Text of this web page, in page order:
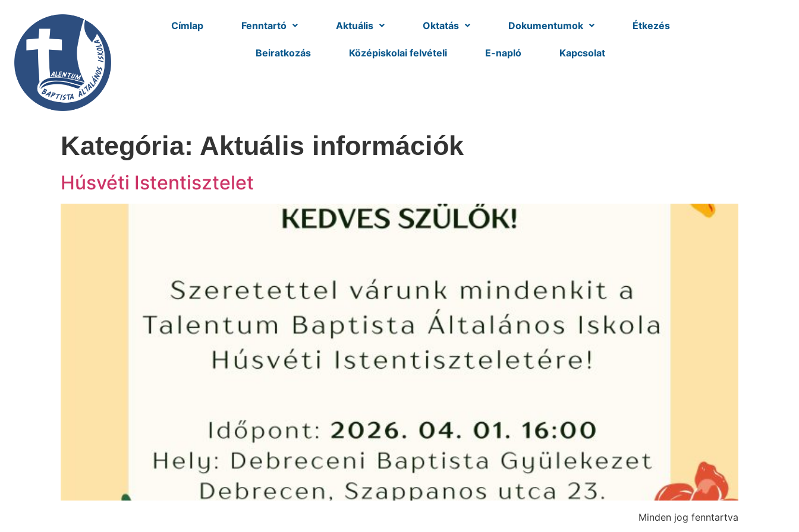
Címlap Fenntartó Aktuális Oktatás Dokumentumok Étkezés
Beiratkozás Középiskolai felvételi E-napló Kapcsolat
Kategória: Aktuális információk
Húsvéti Istentisztelet
Minden jog fenntartva